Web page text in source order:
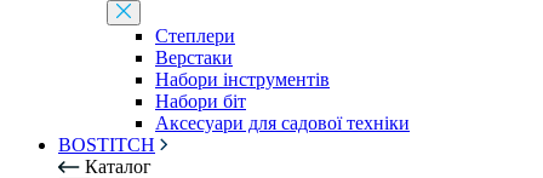
Степлери
Верстаки
Набори інструментів
Набори біт
Аксесуари для садової техніки
BOSTITCH
Каталог